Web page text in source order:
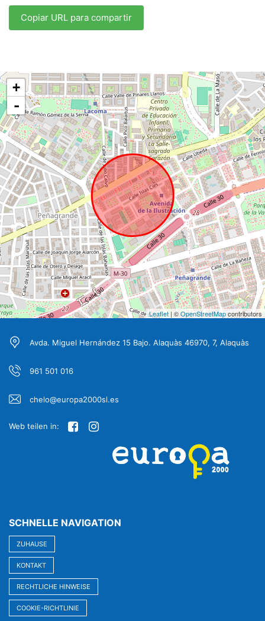
Copiar URL para compartir
+
-
Leaflet| ©OpenStreetMapcontributors
Avda. Miguel Hernández 15 Bajo. Alaquàs 46970, 7, Alaquàs
961 501 016
chelo@europa2000sl.es
Web teilen in:
SCHNELLE NAVIGATION
ZUHAUSE
KONTAKT
RECHTLICHE HINWEISE
COOKIE-RICHTLINIE